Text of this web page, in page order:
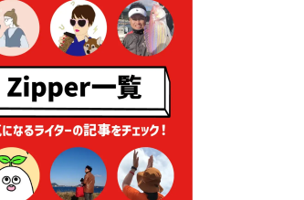
る各種申請に係る登記事項証
書の添付省略について
年7月9日 廃食用油の回
収
年7月7日 「おゆずりコ
ナー」について
年7月1日 豊前市民プール
一般開放